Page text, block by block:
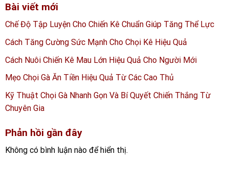
Bài viết mới
Chế Độ Tập Luyện Cho Chiến Kê Chuẩn Giúp Tăng Thể Lực
Cách Tăng Cường Sức Mạnh Cho Chọi Kê Hiệu Quả
Cách Nuôi Chiến Kê Mau Lớn Hiệu Quả Cho Người Mới
Mẹo Chọi Gà Ăn Tiền Hiệu Quả Từ Các Cao Thủ
Kỹ Thuật Chọi Gà Nhanh Gọn Và Bí Quyết Chiến Thắng Từ
Chuyên Gia
Phản hồi gần đây
Không có bình luận nào để hiển thị.